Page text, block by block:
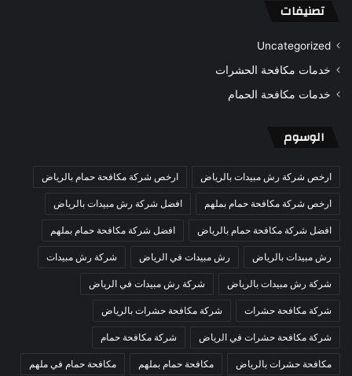
تصنيفات
Uncategorized
خدمات مكافحة الحشرات
خدمات مكافحة الحمام
الوسوم
ارخص شركة رش مبيدات بالرياض ارخص شركة مكافحة حمام بالرياض
ارخص شركة مكافحة حمام بملهم افضل شركة رش مبيدات بالرياض
افضل شركة مكافحة حمام بالرياض افضل شركة مكافحة حمام بملهم
رش مبيدات بالرياض رش مبيدات في الرياض شركة رش مبيدات
شركة رش مبيدات بالرياض شركة رش مبيدات في الرياض
شركة مكافحة حشرات شركة مكافحة حشرات بالرياض
شركة مكافحة حشرات في الرياض شركة مكافحة حمام
مكافحة حشرات بالرياض مكافحة حمام بملهم مكافحة حمام في ملهم